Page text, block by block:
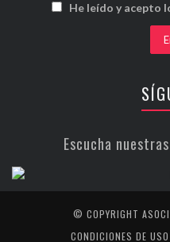
He leído y acepto
Escucha
© COPYRIGHT
CONDICIONES DE USO